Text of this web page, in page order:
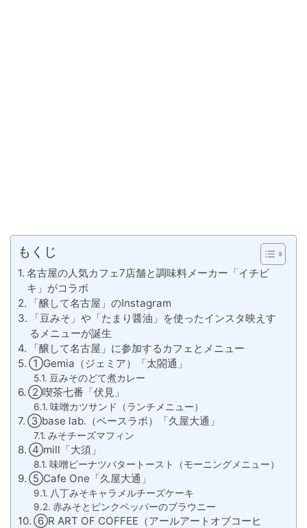
もくじ
名古屋の人気カフェ7店舗と調味料メーカー「イチビ
キ」がコラボ
「醸して名古屋」のInstagram
「豆みそ」や「たまり醤油」を使ったインスタ映えす
るメニューが誕生
「醸して名古屋」に参加するカフェとメニュー
①Gemia（ジェミア）「太閤通」
豆みそのどて煮カレー
②喫茶七番「伏見」
味噌カツサンド（ランチメニュー）
③base lab.（ベースラボ）「久屋大通」
みそチーズマフィン
④mill「大須」
味噌ピーナツバタートースト（モーニングメニュー）
⑤Cafe One「久屋大通」
八丁みそキャラメルチーズケーキ
赤みそとピンクペッパーのブラウニー
⑥R ART OF COFFEE（アールアートオブコーヒ